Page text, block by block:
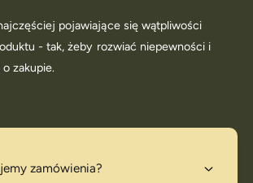
pojawiające się wątpliwości
- tak, żeby rozwiać niepewności i
zakupie.
zamówienia?